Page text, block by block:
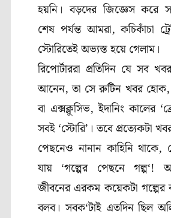
হয়নি। বড়দের জিজ্ঞেস করে
শেষ পর্যন্ত আমরা,কচিকাঁচা
স্টোরিতেই অভ্যস্ত হয়ে গেলাম।
রিপোর্টাররা প্রতিদিন যে সব
আনেন,তা সে রুটিন খবর হোক
বা এক্সক্লুসিভ,ইদানিং কালের ‘
সবই ‘স্টোরি’ । তবে প্রত্যেকটা
পেছনেও নানান কাহিনি থাকে,
যায় ‘গল্পের পেছনে গল্প‘!
জীবনের এরকম কয়েকটা
বলব। সবক‘টাই এতদিন ছিল